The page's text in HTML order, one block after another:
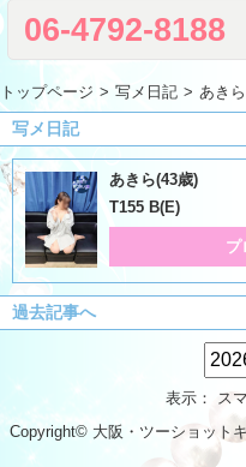
06-4792-8188
トップページ 写メ日記 あき
写メ日記
あきら(43歳)
T155 B(E)
プ
過去記事へ
表示： ス
Copyright© 大阪・ツーショット